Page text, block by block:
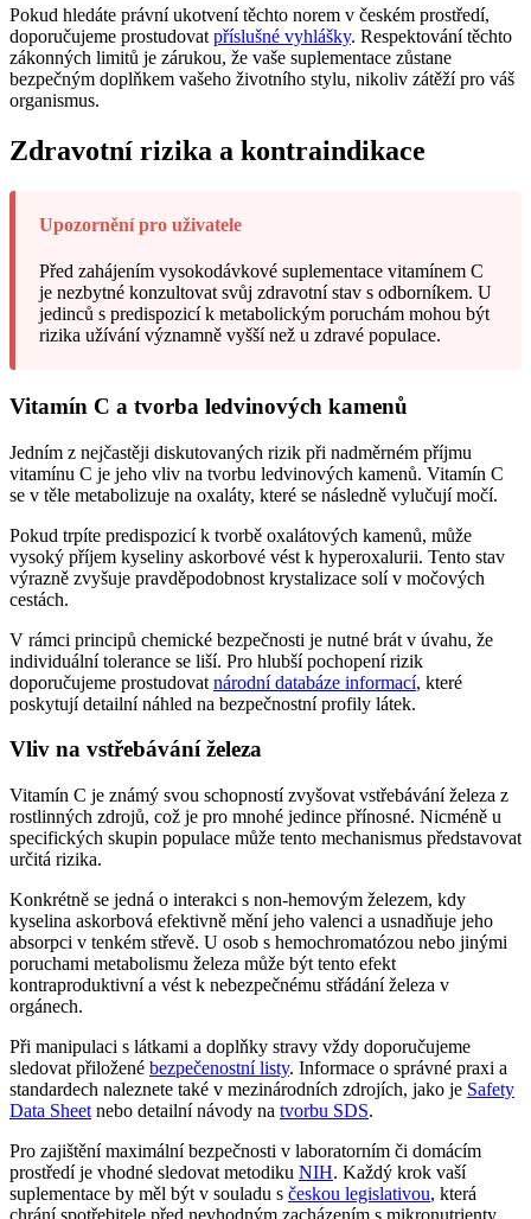
Pokud hledáte právní ukotvení těchto norem v českém prostředí,
doporučujeme prostudovat příslušné vyhlášky. Respektování těchto
zákonných limitů je zárukou, že vaše suplementace zůstane
bezpečným doplňkem vašeho životního stylu, nikoliv zátěží pro váš
organismus.
Zdravotní rizika a kontraindikace
Upozornění pro uživatele
Před zahájením vysokodávkové suplementace vitamínem C
je nezbytné konzultovat svůj zdravotní stav s odborníkem. U
jedinců s predispozicí k metabolickým poruchám mohou být
rizika užívání významně vyšší než u zdravé populace.
Vitamín C a tvorba ledvinových kamenů
Jedním z nejčastěji diskutovaných rizik při nadměrném příjmu
vitamínu C je jeho vliv na tvorbu ledvinových kamenů. Vitamín C
se v těle metabolizuje na oxaláty, které se následně vylučují močí.
Pokud trpíte predispozicí k tvorbě oxalátových kamenů, může
vysoký příjem kyseliny askorbové vést k hyperoxalurii. Tento stav
výrazně zvyšuje pravděpodobnost krystalizace solí v močových
cestách.
V rámci principů chemické bezpečnosti je nutné brát v úvahu, že
individuální tolerance se liší. Pro hlubší pochopení rizik
doporučujeme prostudovat národní databáze informací, které
poskytují detailní náhled na bezpečnostní profily látek.
Vliv na vstřebávání železa
Vitamín C je známý svou schopností zvyšovat vstřebávání železa z
rostlinných zdrojů, což je pro mnohé jedince přínosné. Nicméně u
specifických skupin populace může tento mechanismus představovat
určitá rizika.
Konkrétně se jedná o interakci s non-hemovým železem, kdy
kyselina askorbová efektivně mění jeho valenci a usnadňuje jeho
absorpci v tenkém střevě. U osob s hemochromatózou nebo jinými
poruchami metabolismu železa může být tento efekt
kontraproduktivní a vést k nebezpečnému střádání železa v
orgánech.
Při manipulaci s látkami a doplňky stravy vždy doporučujeme
sledovat přiložené bezpečenostní listy. Informace o správné praxi a
standardech naleznete také v mezinárodních zdrojích, jako je Safety
Data Sheet nebo detailní návody na tvorbu SDS.
Pro zajištění maximální bezpečnosti v laboratorním či domácím
prostředí je vhodné sledovat metodiku NIH. Každý krok vaší
suplementace by měl být v souladu s českou legislativou, která
chrání spotřebitele před nevhodným zacházením s mikronutrienty.